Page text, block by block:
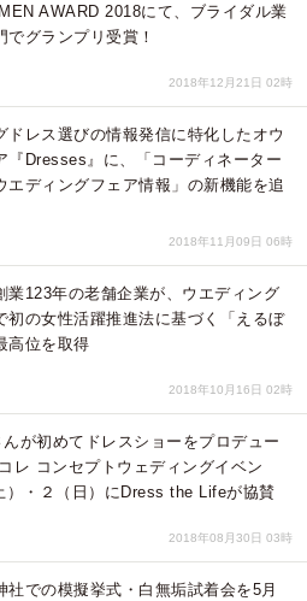
AWARD 2018にて、ブライダル業
でグランプリ受賞！
2018年12月21日 02時
ドレス選びの情報発信に特化したオウ
『Dresses』に、「コーディネーター
エディングフェア情報」の新機能を追
2018年11月09日 06時
業123年の老舗企業が、ウエディング
初の女性活躍推進法に基づく「えるぼ
高位を取得
2018年10月16日 02時
が初めてドレスショーをプロデュー
レ コンセプトウェディングイベン
）・２（日）にDress the Lifeが協賛
2018年08月30日 03時
社での模擬挙式・白無垢試着会を5月